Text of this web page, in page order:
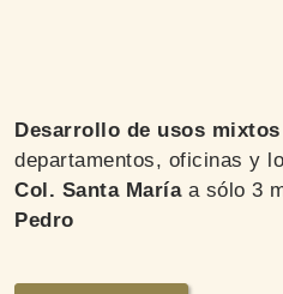
Desarrollo de usos mixtos
departamentos, oficinas y
Col. Santa Maríaa sólo 3
Pedro